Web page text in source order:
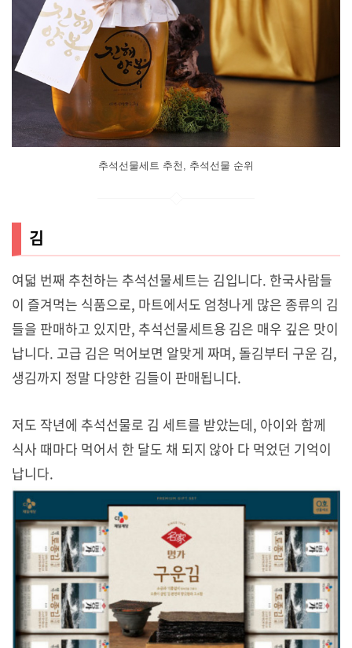
추석선물세트 추천, 추석선물 순위
김
여덟 번째 추천하는 추석선물세트는 김입니다. 한국사람들
이 즐겨먹는 식품으로, 마트에서도 엄청나게 많은 종류의 김
들을 판매하고 있지만, 추석선물세트용 김은 매우 깊은 맛이
납니다. 고급 김은 먹어보면 알맞게 짜며, 돌김부터 구운 김,
생김까지 정말 다양한 김들이 판매됩니다.
저도 작년에 추석선물로 김 세트를 받았는데, 아이와 함께
식사 때마다 먹어서 한 달도 채 되지 않아 다 먹었던 기억이
납니다.